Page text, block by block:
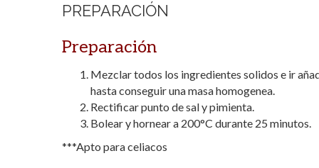
PREPARACIÓN
Preparación
Mezclar todos los ingredientes solidos e ir
hasta conseguir una masa homogenea.
Rectificar punto de sal y pimienta.
Bolear y hornear a 200°C durante 25 minutos.
***Apto para celiacos